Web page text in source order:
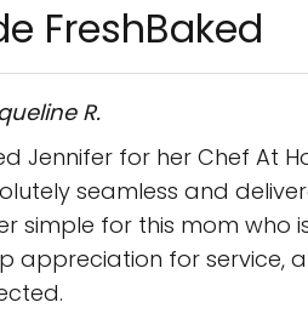
FreshBaked
R.
Jennifer for her Chef At
seamless and
simple for this mom who
appreciation for service,